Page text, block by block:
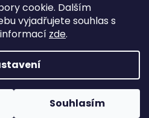
cookie. Dalším
vyjadřujete souhlas s
zde.
Souhlasím
e-shopu HC Energie
Fanklub Aplikace ENERGIE
shop. Všechna práva